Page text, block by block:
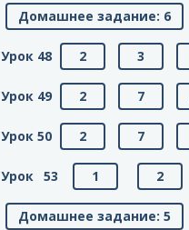
Домашнее задание: 6
Урок 48 2 3
Урок 49 2 7
Урок 50 2 7
Урок 53 1 2
Домашнее задание: 5